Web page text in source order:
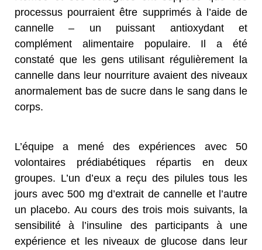
processus pourraient être supprimés à l’aide de
cannelle – un puissant antioxydant et
complément alimentaire populaire. Il a été
constaté que les gens utilisant régulièrement la
cannelle dans leur nourriture avaient des niveaux
anormalement bas de sucre dans le sang dans le
corps.
L’équipe a mené des expériences avec 50
volontaires prédiabétiques répartis en deux
groupes. L’un d’eux a reçu des pilules tous les
jours avec 500 mg d’extrait de cannelle et l’autre
un placebo. Au cours des trois mois suivants, la
sensibilité à l’insuline des participants à une
expérience et les niveaux de glucose dans leur